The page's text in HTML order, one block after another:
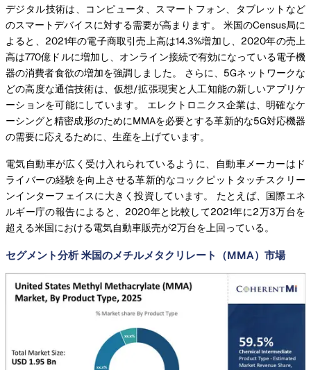
デジタル技術は、コンピュータ、スマートフォン、タブレットなど
のスマートデバイスに対する需要が高まります。 米国のCensus局に
よると、2021年の電子商取引売上高は14.3%増加し、2020年の売上
高は770億ドルに増加し、オンライン接続で有効になっている電子機
器の消費者食欲の増加を強調しました。 さらに、5Gネットワークな
どの高度な通信技術は、仮想/拡張現実と人工知能の新しいアプリケ
ーションを可能にしています。 エレクトロニクス企業は、明確なケ
ーシングと精密成形のためにMMAを必要とする革新的な5G対応機器
の需要に応えるために、生産を上げています。
電気自動車が広く受け入れられているように、自動車メーカーはド
ライバーの経験を向上させる革新的なコックピットタッチスクリー
ンインターフェイスに大きく投資しています。 たとえば、国際エネ
ルギー庁の報告によると、2020年と比較して2021年に2万3万台を
超える米国における電気自動車販売が2万台を上回っている。
セグメント分析 米国のメチルメタクリレート（MMA）市場